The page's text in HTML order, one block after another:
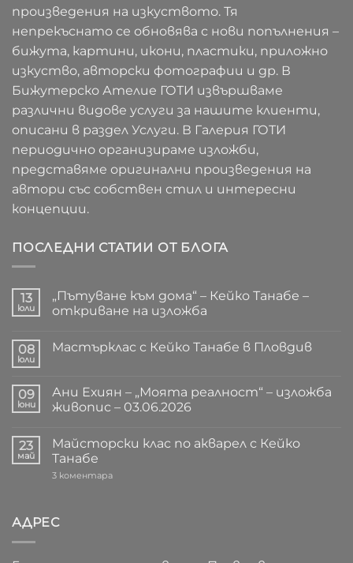
произведения на изкуството. Тя
непрекъснато се обновява с нови попълнения –
бижута, картини, икони, пластики, приложно
изкуство, авторски фотографии и др. В
Бижутерско Ателие ГОТИ извършваме
различни видове услуги за нашите клиенти,
описани в раздел Услуги. В Галерия ГОТИ
периодично организираме изложби,
представяме оригинални произведения на
автори със собствен стил и интересни
концепции.
ПОСЛЕДНИ СТАТИИ ОТ БЛОГА
13
юли
„Пътуване към дома“ – Кейко Танабе –
откриване на изложба
за
„Пътуване
–
Кейко
Танабе
на
изложба
08
юли
Мастърклас с Кейко Танабе в Пловдив
Мастърклас
с
Кейко
Пловдив
09
юни
Ани Ехиян – „Моята реалност“ – изложба
живопис – 03.06.2026
за
Ани
Ехиян
–
изложба
живопис
23
май
Майсторски клас по акварел с Кейко
Танабе
3 коментараза
АДРЕС